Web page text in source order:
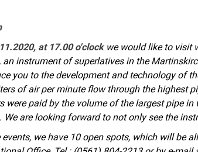
at 17.00 o'clockwe would like to visit
an instrument of superlatives in the
you to the development and technology of
of air per minute flow through the highest
were paid by the volume of the largest pipe
We are looking forward to not only see the
events, we have 10 open spots, which will be